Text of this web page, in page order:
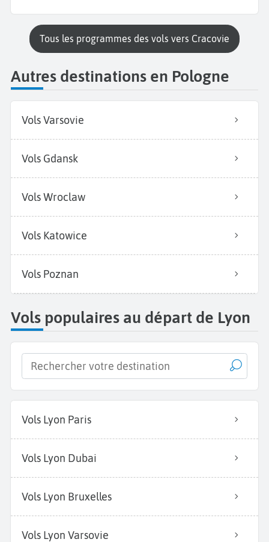
Tous les programmes des vols vers Cracovie
Autres destinations en Pologne
Vols Varsovie
Vols Gdansk
Vols Wroclaw
Vols Katowice
Vols Poznan
Vols populaires au départ de Lyon
Vols Lyon Paris
Vols Lyon Dubai
Vols Lyon Bruxelles
Vols Lyon Varsovie